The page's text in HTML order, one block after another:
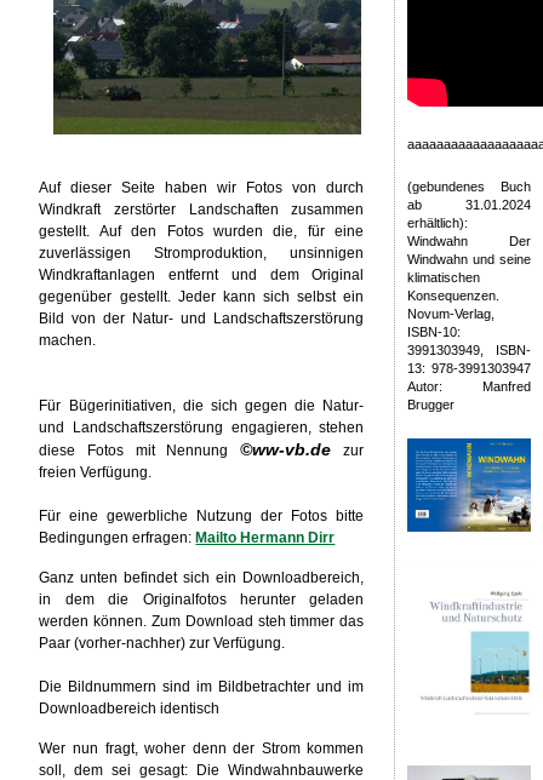
Auf dieser Seite haben wir Fotos von durch
Windkraft zerstörter Landschaften zusammen
gestellt. Auf den Fotos wurden die, für eine
zuverlässigen Stromproduktion, unsinnigen
Windkraftanlagen entfernt und dem Original
gegenüber gestellt. Jeder kann sich selbst ein
Bild von der Natur- und Landschaftszerstörung
machen.
Für Bügerinitiativen, die sich gegen die Natur-
und Landschaftszerstörung engagieren, stehen
diese Fotos mit Nennung ©ww-vb.dezur
freien Verfügung.
Für eine gewerbliche Nutzung der Fotos bitte
Bedingungen erfragen:Mailto Hermann Dirr
Ganz unten befindet sich ein Downloadbereich,
in dem die Originalfotos herunter geladen
werden können. Zum Download steh timmer das
Paar (vorher-nachher) zur Verfügung.
Die Bildnummern sind im Bildbetrachter und im
Downloadbereich identisch
Wer nun fragt, woher denn der Strom kommen
soll, dem sei gesagt: Die Windwahnbauwerke
(gebundenes Buch
ab 31.01.2024
erhältlich):
Windwahn Der
Windwahn und seine
klimatischen
Konsequenzen.
Novum-Verlag,
ISBN-10:
3991303949, ISBN-
13: 978-3991303947
Autor: Manfred
Brugger